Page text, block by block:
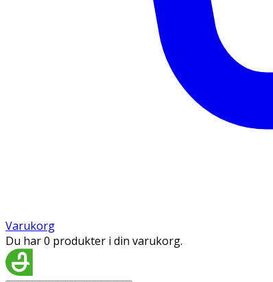
Varukorg
Du har 0 produkter i din varukorg.